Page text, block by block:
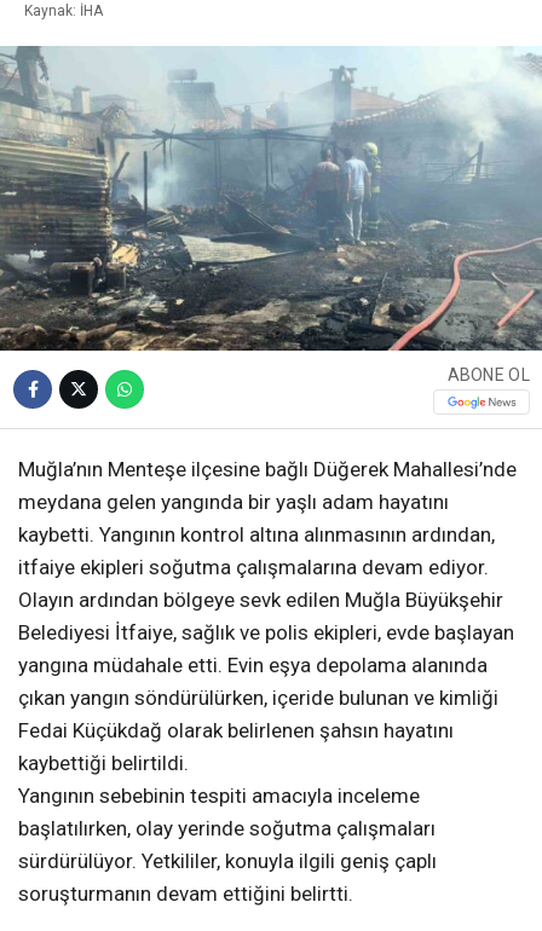
Kaynak: İHA
ABONE OL
Muğla’nın Menteşe ilçesine bağlı Düğerek Mahallesi’nde
meydana gelen yangında bir yaşlı adam hayatını
kaybetti. Yangının kontrol altına alınmasının ardından,
itfaiye ekipleri soğutma çalışmalarına devam ediyor.
Olayın ardından bölgeye sevk edilen Muğla Büyükşehir
Belediyesi İtfaiye, sağlık ve polis ekipleri, evde başlayan
yangına müdahale etti. Evin eşya depolama alanında
çıkan yangın söndürülürken, içeride bulunan ve kimliği
Fedai Küçükdağ olarak belirlenen şahsın hayatını
kaybettiği belirtildi.
Yangının sebebinin tespiti amacıyla inceleme
başlatılırken, olay yerinde soğutma çalışmaları
sürdürülüyor. Yetkililer, konuyla ilgili geniş çaplı
soruşturmanın devam ettiğini belirtti.